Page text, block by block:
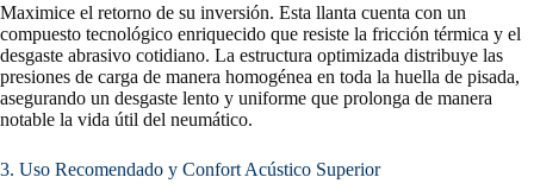
Maximice el retorno de su inversión. Esta llanta cuenta con un
compuesto tecnológico enriquecido que resiste la fricción térmica y el
desgaste abrasivo cotidiano. La estructura optimizada distribuye las
presiones de carga de manera homogénea en toda la huella de pisada,
asegurando un desgaste lento y uniforme que prolonga de manera
notable la vida útil del neumático.
3. Uso Recomendado y Confort Acústico Superior